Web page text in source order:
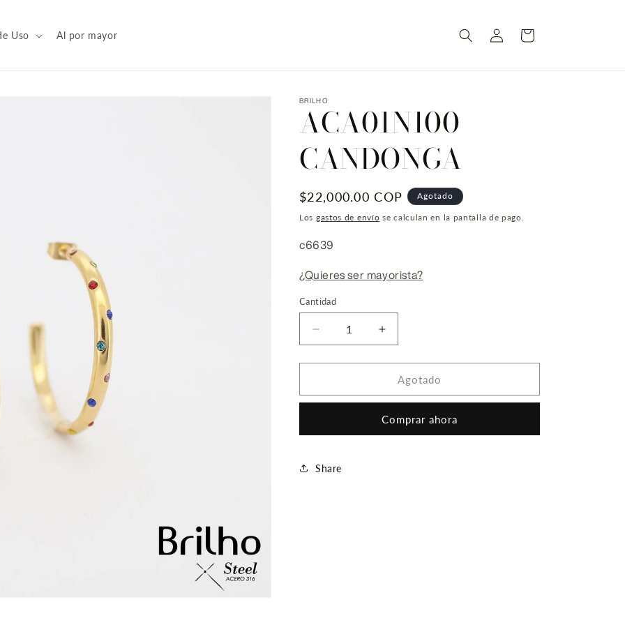
Uso Al por mayor
Iniciar
sesión
Carrito
BRILHO
ACA01N100
CANDONGA
Precio
habitual
$22,000.00 COP Agotado
Los gastos de envío se calculan en la pantalla de pago.
SKU:
c6639
¿Quieres ser mayorista?
Cantidad
Reducir
cantidad
para
CANDONGA
Aumentar
cantidad
para
ACA01N100
CANDONGA
Agotado
Comprar ahora
Share